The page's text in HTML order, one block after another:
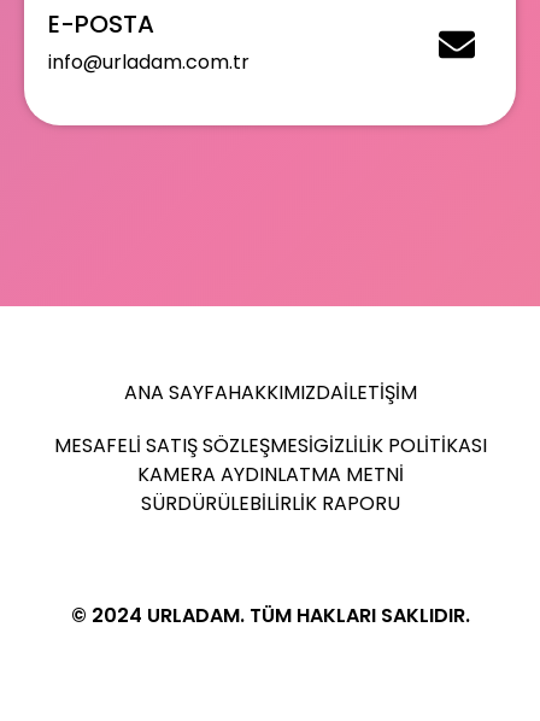
E-POSTA
info@urladam.com.tr
ANA SAYFAHAKKIMIZDAİLETIŞIM
MESAFELI SATIŞ SÖZLEŞMESIGIZLILIK POLITIKASI
KAMERA AYDINLATMA METNI
SÜRDÜRÜLEBILIRLIK RAPORU
© 2024 URLADAM. TÜM HAKLARI SAKLIDIR.